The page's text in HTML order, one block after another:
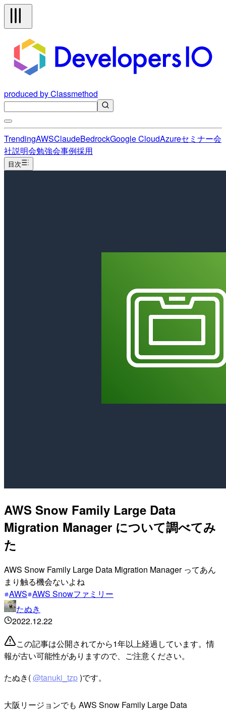
produced by Classmethod
TrendingAWSClaudeBedrockGoogle CloudAzureセミナー会
社説明会勉強会事例採用
目次
AWS Snow Family Large Data
Migration Manager について調べてみ
た
AWS Snow Family Large Data Migration Manager ってあん
まり触る機会ないよね
AWS AWS Snowファミリー
たぬき
2022.12.22
この記事は公開されてから1年以上経過しています。情
報が古い可能性がありますので、ご注意ください。
たぬき(@tanuki_tzp)です。
大阪リージョンでも AWS Snow Family Large Data